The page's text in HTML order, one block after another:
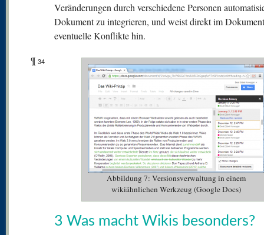
Veränderungen durch verschiedene Personen
Dokument zu integrieren, und weist direkt im
eventuelle Konflikte hin.
¶ 34
Abbildung 7: Versionsverwaltung in einem
wikiähnlichen Werkzeug (Google Docs)
3 Was macht Wikis besonders?